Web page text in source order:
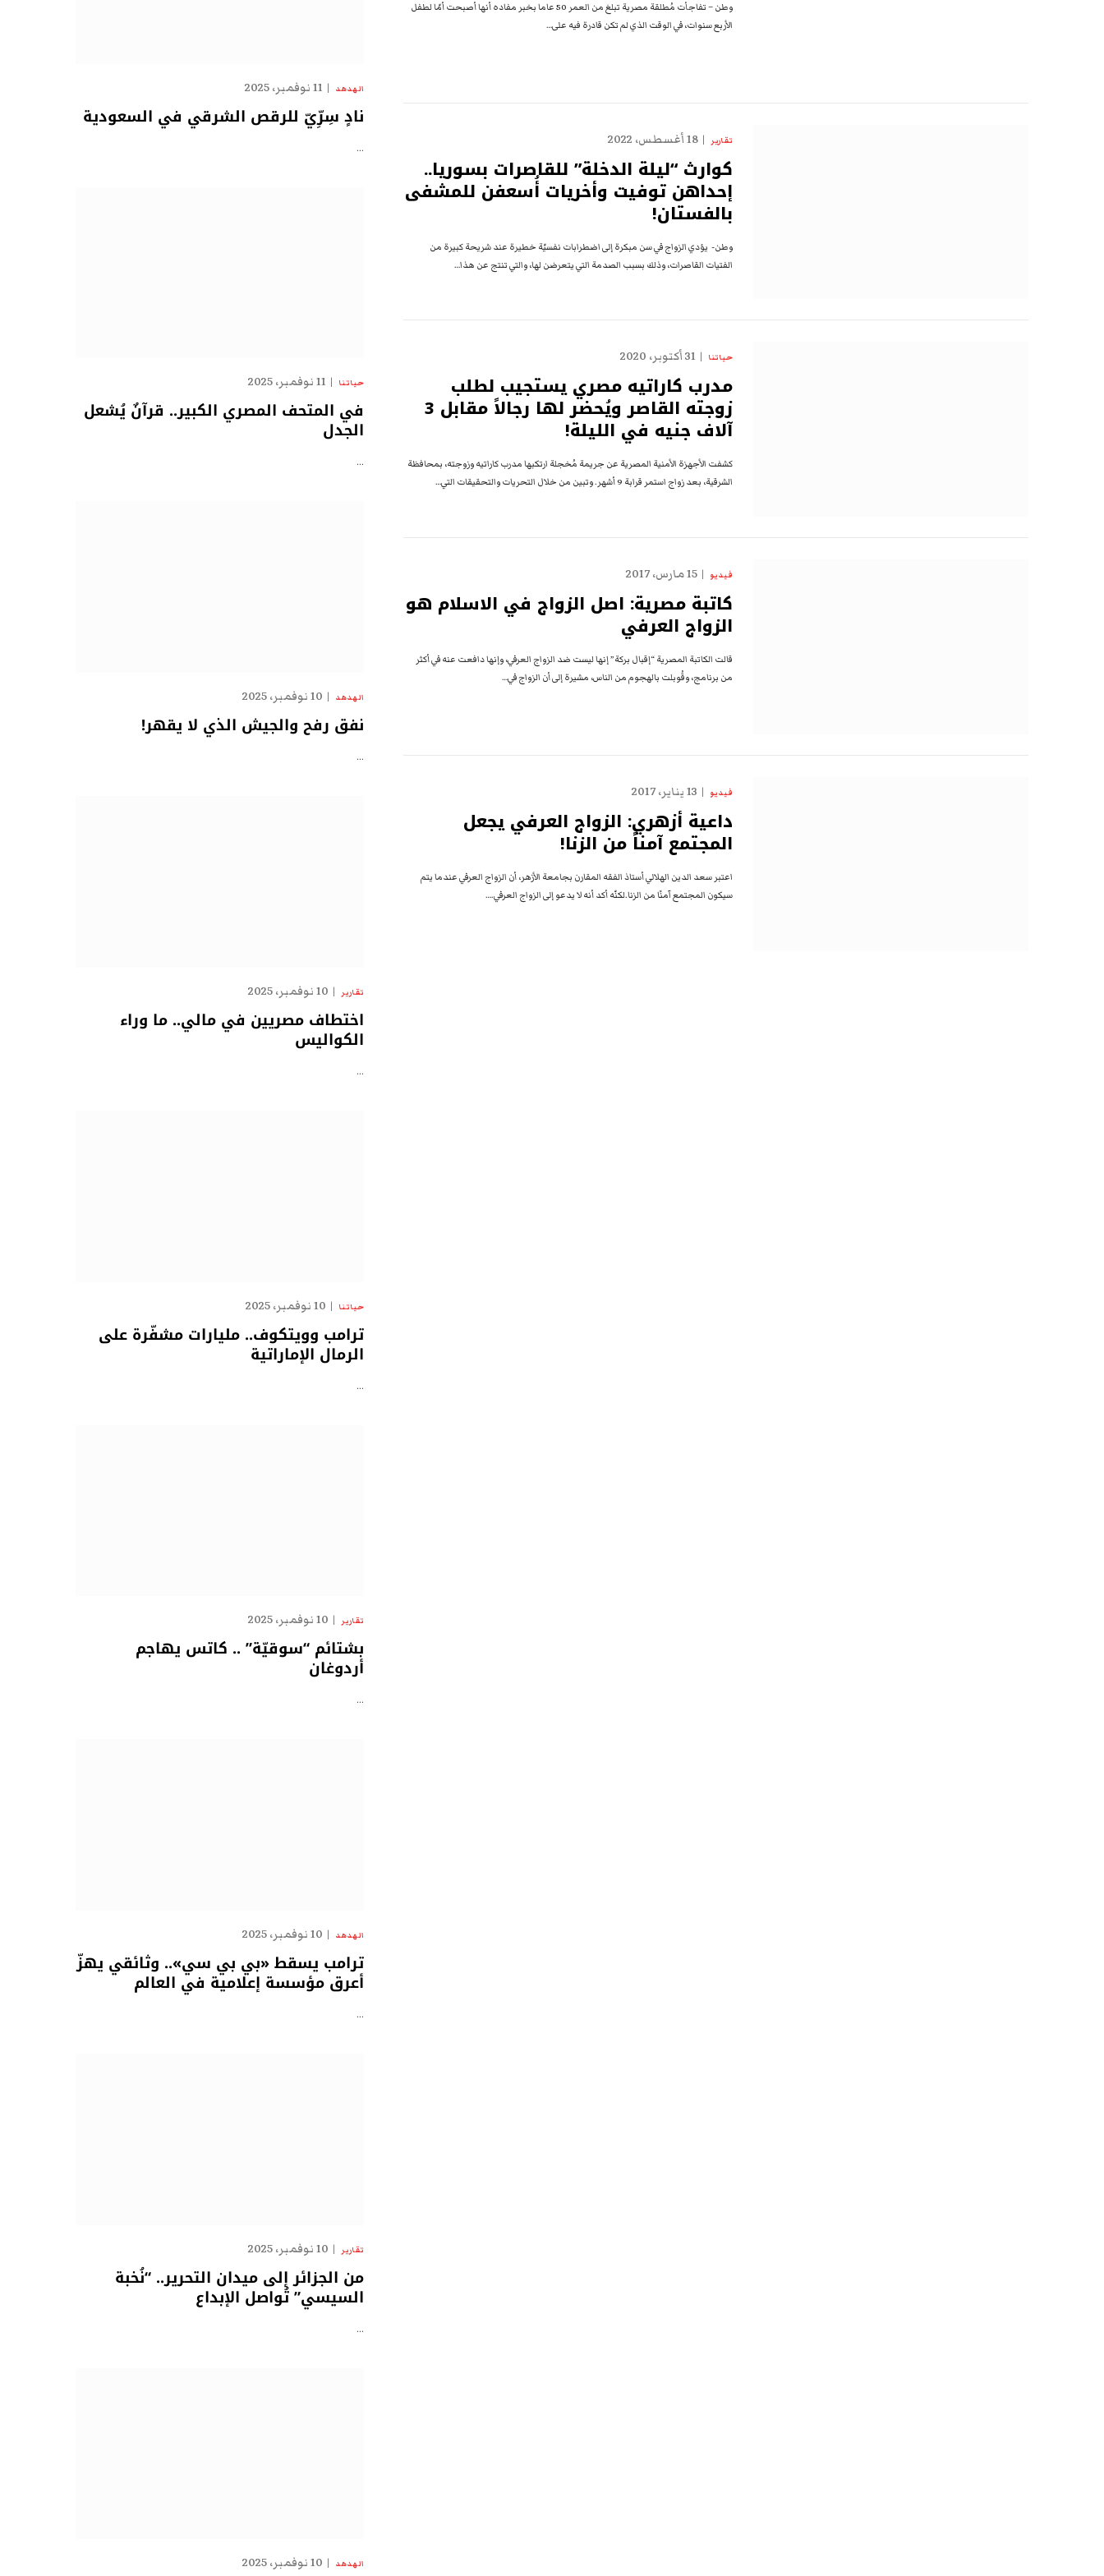
وطن – تفاجأت مُطلقة مصرية تبلغ من العمر 50 عاما بخبر مفاده أنها أصبحت أمّا لطفل
الأربع سنوات، في الوقت الذي لم تكن قادرة فيه على…
تقارير 18 أغسطس، 2022
كوارث “ليلة الدخلة” للقاصرات بسوريا..
إحداهن توفيت وأخريات أُسعفن للمشفى
بالفستان!
وطن- يؤدي الزواج في سن مبكرة إلى اضطرابات نفسيّة خطيرة عند شريحة كبيرة من
الفتيات القاصرات، وذلك بسبب الصدمة التي يتعرضن لها، والتي تنتج عن هذا…
حياتنا 31 أكتوبر، 2020
مدرب كاراتيه مصري يستجيب لطلب
زوجته القاصر ويُحضر لها رجالاً مقابل 3
آلاف جنيه في الليلة!
كشفت الأجهزة الأمنية المصرية عن جريمة مُخجلة ارتكبها مدرب كاراتيه وزوجته، بمحافظة
الشرقية، بعد زواج استمر قرابة 9 أشهر. وتبين من خلال التحريات والتحقيقات التي…
فيديو 15 مارس، 2017
كاتبة مصرية: اصل الزواج في الاسلام هو
الزواج العرفي
قالت الكاتبة المصرية “إقبال بركة” إنها ليست ضد الزواج العرفي، وإنها دافعت عنه في أكثر
من برنامج، وقُوبلت بالهجوم من الناس، مشيرة إلى أن الزواج في…
فيديو 13 يناير، 2017
داعية أزهري: الزواج العرفي يجعل
المجتمع آمناً من الزنا!
اعتبر سعد الدين الهلالي أستاذ الفقه المقارن بجامعة الأزهر، أن الزواج العرفي عندما يتم
سيكون المجتمع آمنًا من الزنا.لكنّه أكد أنه لا يدعو إلى الزواج العرفي.…
الهدهد 11 نوفمبر، 2025
نادٍ سِرِّيّ للرقص الشرقي في السعودية
…
حياتنا 11 نوفمبر، 2025
في المتحف المصري الكبير.. قرآنٌ يُشعل
الجدل
…
الهدهد 10 نوفمبر، 2025
نفق رفح والجيش الذي لا يقهر!
…
تقارير 10 نوفمبر، 2025
اختطاف مصريين في مالي.. ما وراء
الكواليس
…
حياتنا 10 نوفمبر، 2025
ترامب وويتكوف.. مليارات مشفّرة على
الرمال الإماراتية
…
تقارير 10 نوفمبر، 2025
بشتائم “سوقيّة” .. كاتس يهاجم
أردوغان
…
الهدهد 10 نوفمبر، 2025
ترامب يسقط «بي بي سي».. وثائقي يهزّ
أعرق مؤسسة إعلامية في العالم
…
تقارير 10 نوفمبر، 2025
من الجزائر إلى ميدان التحرير.. “نُخبة
السيسي” تُواصل الإبداع
…
الهدهد 10 نوفمبر، 2025